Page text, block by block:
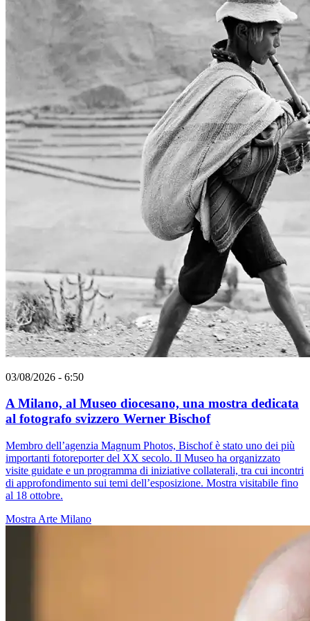
03/08/2026 - 6:50
A Milano, al Museo diocesano, una mostra dedicata
al fotografo svizzero Werner Bischof
Membro dell’agenzia Magnum Photos, Bischof è stato uno dei più
importanti fotoreporter del XX secolo. Il Museo ha organizzato
visite guidate e un programma di iniziative collaterali, tra cui incontri
di approfondimento sui temi dell’esposizione. Mostra visitabile fino
al 18 ottobre.
Mostra Arte Milano